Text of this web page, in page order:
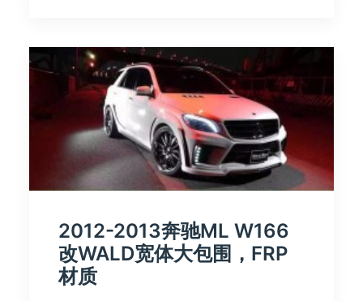
2012-2013奔驰ML W166
改WALD宽体大包围，FRP
材质